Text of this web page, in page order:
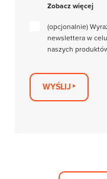
Zobacz więcej
(opcjonalnie)
newslettera w
naszych
WYŚLIJ